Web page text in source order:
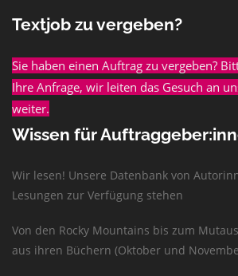
Textjob zu vergeben?
Sie haben einen Auftrag zu vergeben?
Ihre Anfrage, wir leiten das Gesuch an
weiter.
Wissen für
Wir lesen! Unsere Datenbank von
Lesungen zur Verfügung stehen
Von den Rocky Mountains bis zum
aus ihren Büchern (Oktober und